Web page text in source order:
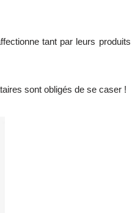
tant par leurs
sont obligés de se caser !